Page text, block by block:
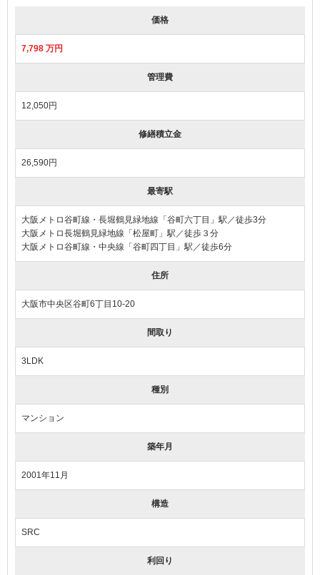
価格
7,798 万円
管理費
12,050円
修繕積立金
26,590円
最寄駅
大阪メトロ谷町線・長堀鶴見緑地線「谷町六丁目」駅／徒歩3分
大阪メトロ長堀鶴見緑地線「松屋町」駅／徒歩３分
大阪メトロ谷町線・中央線「谷町四丁目」駅／徒歩6分
住所
大阪市中央区谷町6丁目10-20
間取り
3LDK
種別
マンション
築年月
2001年11月
構造
SRC
利回り